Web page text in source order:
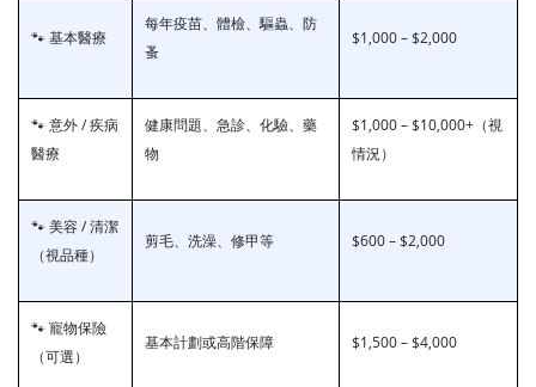
🐾 基本醫療
每年疫苗、體檢、驅蟲、防
蚤
$1,000 – $2,000
🐾 意外 / 疾病
醫療
健康問題、急診、化驗、藥
物
$1,000 – $10,000+（視
情況）
🐾 美容 / 清潔
（視品種）
剪毛、洗澡、修甲等 $600 – $2,000
🐾 寵物保險
（可選）
基本計劃或高階保障 $1,500 – $4,000